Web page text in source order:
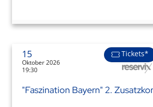
15
Oktober 2026
19:30
Tickets*
"Faszination Bayern" 2.